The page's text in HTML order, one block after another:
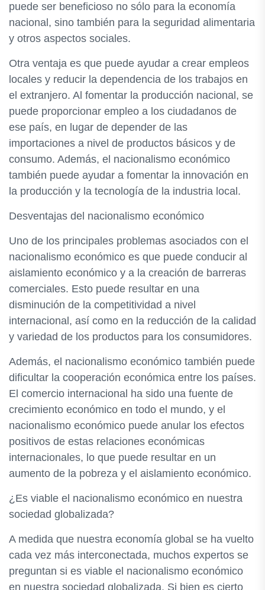
puede ser beneficioso no sólo para la economía
nacional, sino también para la seguridad alimentaria
y otros aspectos sociales.
Otra ventaja es que puede ayudar a crear empleos
locales y reducir la dependencia de los trabajos en
el extranjero. Al fomentar la producción nacional, se
puede proporcionar empleo a los ciudadanos de
ese país, en lugar de depender de las
importaciones a nivel de productos básicos y de
consumo. Además, el nacionalismo económico
también puede ayudar a fomentar la innovación en
la producción y la tecnología de la industria local.
Desventajas del nacionalismo económico
Uno de los principales problemas asociados con el
nacionalismo económico es que puede conducir al
aislamiento económico y a la creación de barreras
comerciales. Esto puede resultar en una
disminución de la competitividad a nivel
internacional, así como en la reducción de la calidad
y variedad de los productos para los consumidores.
Además, el nacionalismo económico también puede
dificultar la cooperación económica entre los países.
El comercio internacional ha sido una fuente de
crecimiento económico en todo el mundo, y el
nacionalismo económico puede anular los efectos
positivos de estas relaciones económicas
internacionales, lo que puede resultar en un
aumento de la pobreza y el aislamiento económico.
¿Es viable el nacionalismo económico en nuestra
sociedad globalizada?
A medida que nuestra economía global se ha vuelto
cada vez más interconectada, muchos expertos se
preguntan si es viable el nacionalismo económico
en nuestra sociedad globalizada. Si bien es cierto